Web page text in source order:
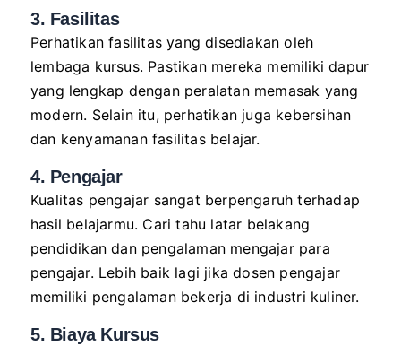
3. Fasilitas
Perhatikan fasilitas yang disediakan oleh
lembaga kursus. Pastikan mereka memiliki dapur
yang lengkap dengan peralatan memasak yang
modern. Selain itu, perhatikan juga kebersihan
dan kenyamanan fasilitas belajar.
4. Pengajar
Kualitas pengajar sangat berpengaruh terhadap
hasil belajarmu. Cari tahu latar belakang
pendidikan dan pengalaman mengajar para
pengajar. Lebih baik lagi jika dosen pengajar
memiliki pengalaman bekerja di industri kuliner.
5. Biaya Kursus